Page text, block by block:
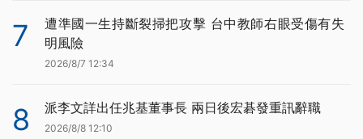
7
遭準國一生持斷裂掃把攻擊 台中教師右眼受傷有失
明風險
2026/8/7 12:34
8 派李文詳出任兆基董事長 兩日後宏碁發重訊辭職
2026/8/8 12:10